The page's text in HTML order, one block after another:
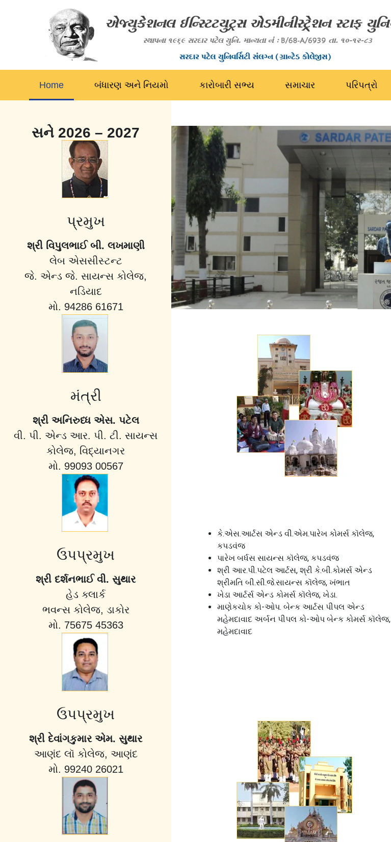
Home બંધારણ અને નિયમો કારોબારી સભ્ય સમાચાર પરિપત્રો
સને 2026 – 2027
પ્રમુખ
શ્રી વિપુલભાઈ બી. લખમાણી
લેબ એસસીસ્ટન્ટ
જે. એન્ડ જે. સાયન્સ કોલેજ,
નડિયાદ
મો. 94286 61671
મંત્રી
શ્રી અનિરુધ્ધ એસ. પટેલ
વી. પી. એન્ડ આર. પી. ટી. સાયન્સ
કોલેજ, વિદ્યાનગર
મો. 99093 00567
ઉપપ્રમુખ
શ્રી દર્શનભાઈ વી. સુથાર
હેડ ક્લાર્ક
ભવન્સ કોલેજ, ડાકોર
મો. 75675 45363
ઉપપ્રમુખ
શ્રી દેવાંગકુમાર એમ. સુથાર
આણંદ લૉ કોલેજ, આણંદ
મો. 99240 26021
કે.એસ.આર્ટસ એન્ડ વી.એમ.પારેખ કોમર્સ કૉલેજ,
કપડવંજ
પારેખ બર્ધસ સાયન્સ કૉલેજ, કપડવંજ
શ્રી આર.પી.પટેલ આર્ટસ, શ્રી કે.બી.કોમર્સ એન્ડ
શ્રીમતિ બી.સી.જે.સાયન્સ કૉલેજ, ખંભાત
ખેડા આર્ટર્સ એન્ડ કોમર્સ કૉલેજ, ખેડા.
માણેકચોક કો-ઓપ. બેન્ક આર્ટસ પીપલ એન્ડ
મહેમદાવાદ અર્બન પીપલ કો-ઓપ બેન્ક કોમર્સ કૉલેજ,
મહેમદાવાદ